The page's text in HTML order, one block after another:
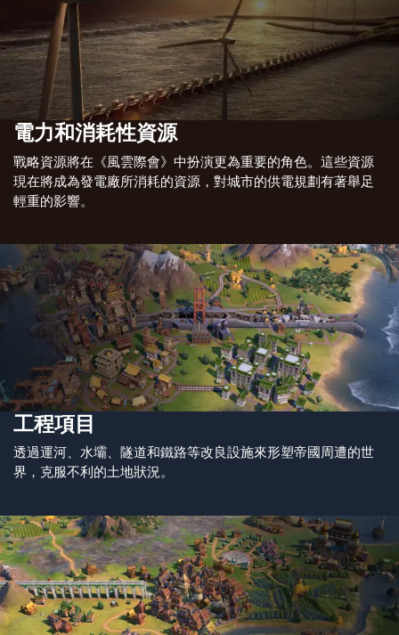
電力和消耗性資源
戰略資源將在《風雲際會》中扮演更為重要的角色。這些資源
現在將成為發電廠所消耗的資源，對城市的供電規劃有著舉足
輕重的影響。
工程項目
透過運河、水壩、隧道和鐵路等改良設施來形塑帝國周遭的世
界，克服不利的土地狀況。